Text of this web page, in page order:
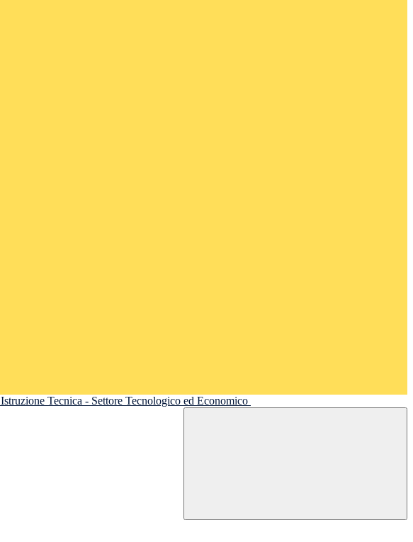
Istruzione Tecnica - Settore Tecnologico ed Economico